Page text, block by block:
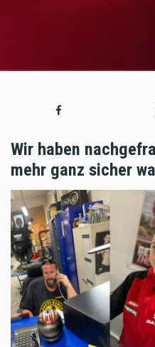
Wir haben
mehr ganz sicher